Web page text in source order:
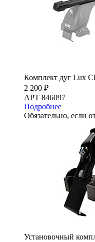
Комплект дуг Lux
2 200 ₽
АРТ 846097
Подробнее
Обязательно, если
Установочный